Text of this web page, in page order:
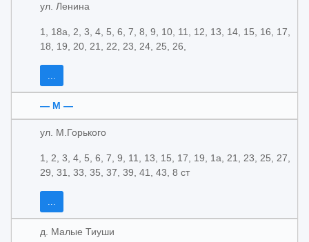
ул. Ленина
1, 18а, 2, 3, 4, 5, 6, 7, 8, 9, 10, 11, 12, 13, 14, 15, 16, 17,
18, 19, 20, 21, 22, 23, 24, 25, 26,
...
— М —
ул. М.Горького
1, 2, 3, 4, 5, 6, 7, 9, 11, 13, 15, 17, 19, 1а, 21, 23, 25, 27,
29, 31, 33, 35, 37, 39, 41, 43, 8 ст
...
д. Малые Тиуши